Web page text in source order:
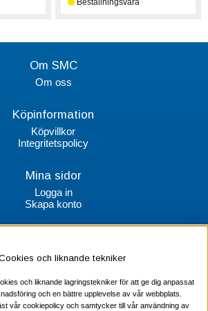
Om SMC
Om oss
Köpinformation
Köpvillkor
Integritetspolicy
Mina sidor
Logga in
Skapa konto
Maskincentral AB
100 64 Stockholm
Verktyg: 08-578 55 230
och liknande tekniker
och liknande lagringstekniker för att ge dig anpassat
och en bättre upplevelse av vår webbplats.
vår cookiepolicy och samtycker till vår användning av